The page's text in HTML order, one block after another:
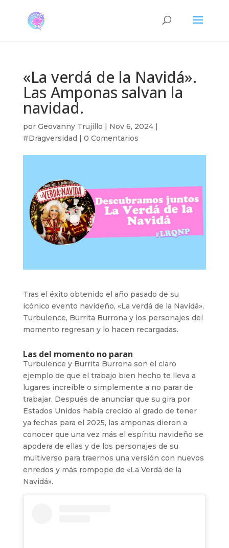
«La verdá de la Navidá».
Las Amponas salvan la
navidad.
por Geovanny Trujillo | Nov 6, 2024|
#Dragversidad | 0 Comentarios
Tras el éxito obtenido el año pasado de su
icónico evento navideño, «La verdá de la Navidá»,
Turbulence, Burrita Burrona y los personajes del
momento regresan y lo hacen recargadas.
Las del momento no paran
Turbulence y Burrita Burrona son el claro
ejemplo de que el trabajo bien hecho te lleva a
lugares increíble o simplemente a no parar de
trabajar. Después de anunciar que su gira por
Estados Unidos había crecido al grado de tener
ya fechas para el 2025, las amponas dieron a
conocer que una vez más el espíritu navideño se
apodera de ellas y de los personajes de su
multiverso para traernos una versión con nuevos
enredos y más rompope de «La Verdá de la
Navidá».